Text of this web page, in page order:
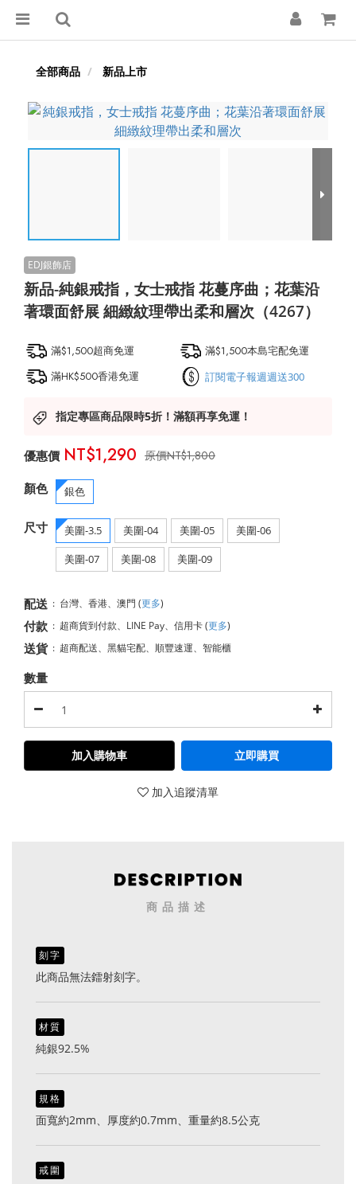
全部商品 新品上市
新品-純銀戒指，女士戒指 花蔓序曲；花葉沿
著環面舒展 細緻紋理帶出柔和層次（4267）
滿$1,500超商免運
滿$1,500本島宅配免運
滿HK$500香港免運
訂閱電子報週週送300
指定專區商品限時5折！滿額再享免運！
NT$1,800
NT$1,290
顏色 銀色
尺寸 美圍-3.5 美圍-04 美圍-05
美圍-06
美圍-07
美圍-08 美圍-09
配送 : 台灣、香港、澳門 (更多)
付款 : 超商貨到付款、LINE Pay、信用卡(更多)
送貨 : 超商配送、黑貓宅配、順豐速運、智能櫃
數量
加入購物車 立即購買
加入追蹤清單
商品描述
刻字
此商品無法鐳射刻字。
材質
純銀92.5%
規格
面寬約2mm、厚度約0.7mm、重量約8.5公克
戒圍